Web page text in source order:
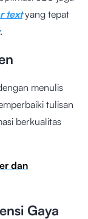
textyang tepat
.
menulis
tulisan
berkualitas
dan
Gaya